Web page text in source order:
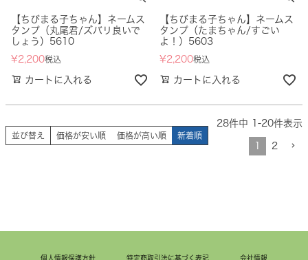
【ちびまる子ちゃん】ネームス
タンプ（丸尾君/ズバリ良いで
しょう）5610
¥2,200税込
カートに入れる
【ちびまる子ちゃん】ネームス
タンプ（たまちゃん/すごい
よ！）5603
¥2,200税込
カートに入れる
並び替え 価格が安い順 価格が高い順 新着順
28件中 1 -20件表示
1 2
個人情報保護方針 特定商取引法に基づく表記 会社情報